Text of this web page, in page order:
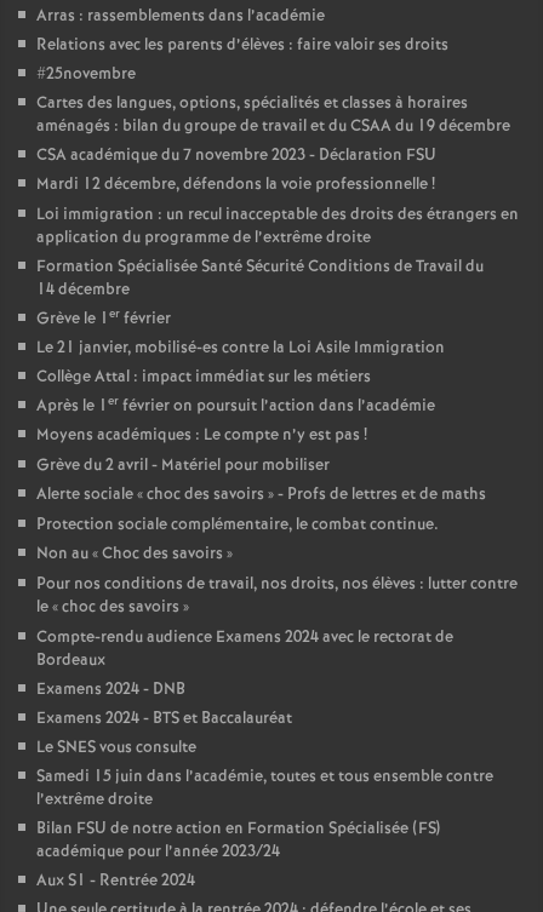
s
d
e
S
e
c
n
d
d
g
r
Arras : rassemblements dans l’académie
Relations avec les parents d’élèves : faire valoir ses droits
#25novembre
Cartes des langues, options, spécialités et classes à horaires
aménagés : bilan du groupe de travail et du CSAA du 19 décembre
CSA académique du 7 novembre 2023 - Déclaration FSU
Mardi 12 décembre, défendons la voie professionnelle!
Loi immigration : un recul inacceptable des droits des étrangers en
application du programme de l’extrême droite
Formation Spécialisée Santé Sécurité Conditions de Travail du
14 décembre
Grève le 1 er février
Le 21 janvier, mobilisé-es contre la Loi Asile Immigration
Collège Attal : impact immédiat sur les métiers
Après le 1 er février on poursuit l’action dans l’académie
Moyens académiques : Le compte n’y est pas !
Grève du 2 avril - Matériel pour mobiliser
Alerte sociale «choc des savoirs » - Profs de lettres et de maths
Protection sociale complémentaire, le combat continue.
Non au «Choc des savoirs »
Pour nos conditions de travail, nos droits, nos élèves : lutter contre
le «choc des savoirs »
Compte-rendu audience Examens 2024 avec le rectorat de
Bordeaux
Examens 2024 - DNB
Examens 2024 - BTS et Baccalauréat
Le SNES vous consulte
Samedi 15 juin dans l’académie, toutes et tous ensemble contre
l’extrême droite
Bilan FSU de notre action en Formation Spécialisée (FS)
académique pour l’année 2023/24
Aux S1 - Rentrée 2024